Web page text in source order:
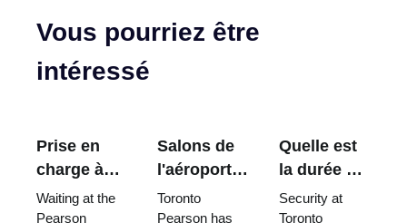
Vous pourriez être
intéressé
Prise en
charge à
l'aéroport
Pearson de
Waiting at the
Pearson
Salons de
l'aéroport
Pearson de
Toronto :
Toronto
Pearson has
Quelle est
la durée de
la sécurité
à Toronto
Security at
Toronto